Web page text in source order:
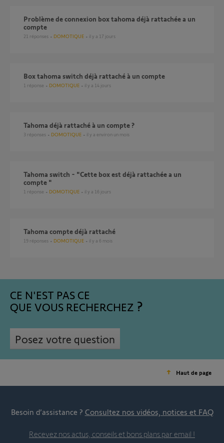
Problème de connexion box tahoma déjà rattachée a un
compte
21 réponses DOMOTIQUE il y a 17 jours
Box tahoma switch déjà rattaché à un compte
1 réponse DOMOTIQUE il y a 14 jours
Tahoma déjà rattaché à un compte ?
3 réponses DOMOTIQUE il y a environ un mois
Tahoma switch - "Cette box est déjà rattachée a un
compte "
1 réponse DOMOTIQUE il y a 16 jours
Tahoma compte déjà rattaché
19 réponses DOMOTIQUE il y a 6 mois
CE N'EST PAS CE
QUE VOUS RECHERCHEZ
Posez votre question
Haut de page
Besoin d’assistance ? Consultez nos vidéos, notices et FAQ
Recevez nos actus, conseils et bons plans par email !